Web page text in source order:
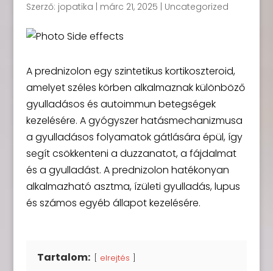
Szerző: jopatika márc 21, 2025 Uncategorized
A prednizolon egy szintetikus kortikoszteroid,
amelyet széles körben alkalmaznak különböző
gyulladásos és autoimmun betegségek
kezelésére. A gyógyszer hatásmechanizmusa
a gyulladásos folyamatok gátlására épül, így
segít csökkenteni a duzzanatot, a fájdalmat
és a gyulladást. A prednizolon hatékonyan
alkalmazható asztma, ízületi gyulladás, lupus
és számos egyéb állapot kezelésére.
Tartalom: elrejtés